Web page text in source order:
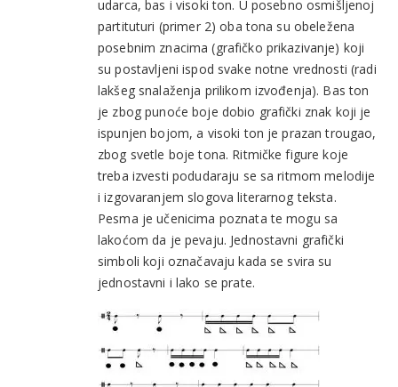
udarca, bas i visoki ton. U posebno osmišljenoj
partituturi (primer 2) oba tona su obeležena
posebnim znacima (grafičko prikazivanje) koji
su postavljeni ispod svake notne vrednosti (radi
lakšeg snalaženja prilikom izvođenja). Bas ton
je zbog punoće boje dobio grafički znak koji je
ispunjen bojom, a visoki ton je prazan trougao,
zbog svetle boje tona. Ritmičke figure koje
treba izvesti podudaraju se sa ritmom melodije
i izgovaranjem slogova literarnog teksta.
Pesma je učenicima poznata te mogu sa
lakoćom da je pevaju. Jednostavni grafički
simboli koji označavaju kada se svira su
jednostavni i lako se prate.